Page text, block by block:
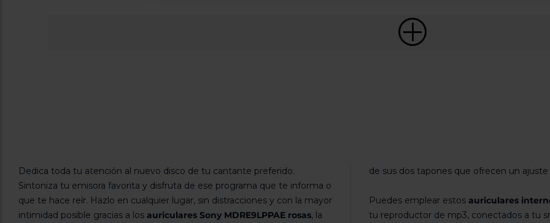
Dedica toda tu atención al nuevo disco de tu cantante preferido.
Sintoniza tu emisora favorita y disfruta de ese programa que te informa o
que te hace reír. Hazlo en cualquier lugar, sin distracciones y con la mayor
intimidad posible gracias a los auriculares Sony MDRE9LPPAE rosas, la
de sus dos tapones que ofrecen un
Puedes emplear estos auriculares
tu reproductor de mp3, conectados a tu